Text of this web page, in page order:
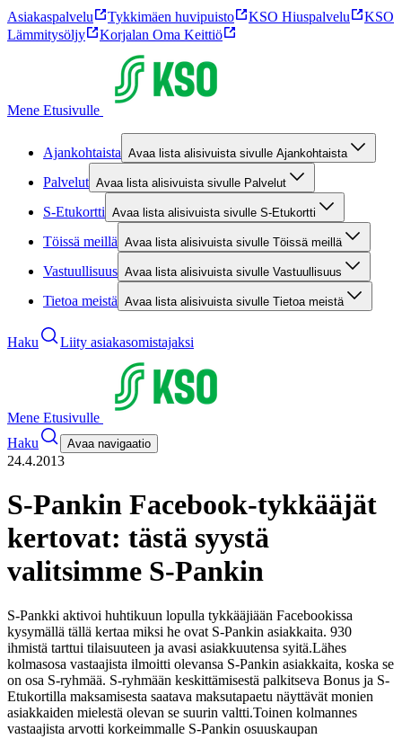
Asiakaspalvelu Tykkimäen huvipuisto KSO Hiuspalvelu
KSO
Lämmitysöljy
Korjalan Oma Keittiö
Mene Etusivulle
Ajankohtaista Avaa lista alisivuista sivulle Ajankohtaista
Palvelut Avaa lista alisivuista sivulle Palvelut
S-Etukortti Avaa lista alisivuista sivulle S-Etukortti
Töissä meillä Avaa lista alisivuista sivulle Töissä meillä
Vastuullisuus Avaa lista alisivuista sivulle Vastuullisuus
Tietoa meistä Avaa lista alisivuista sivulle Tietoa meistä
Haku Liity asiakasomistajaksi
Mene Etusivulle
Haku
Avaa navigaatio
24.4.2013
S-Pankin Facebook-tykkääjät
kertovat: tästä syystä
valitsimme S-Pankin
S-Pankki aktivoi huhtikuun lopulla tykkääjiään Facebookissa
kysymällä tällä kertaa miksi he ovat S-Pankin asiakkaita. 930
ihmistä tarttui tilaisuuteen ja avasi asiakkuutensa syitä.Lähes
kolmasosa vastaajista ilmoitti olevansa S-Pankin asiakkaita, koska se
on osa S-ryhmää. S-ryhmään keskittämisestä palkitseva Bonus ja S-
Etukortilla maksamisesta saatava maksutapaetu näyttävät monien
asiakkaiden mielestä olevan se suurin valtti.Toinen kolmannes
vastaajista arvotti korkeimmalle S-Pankin osuuskaupan